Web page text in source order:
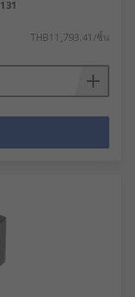
THB11,793.41/ชิ้น